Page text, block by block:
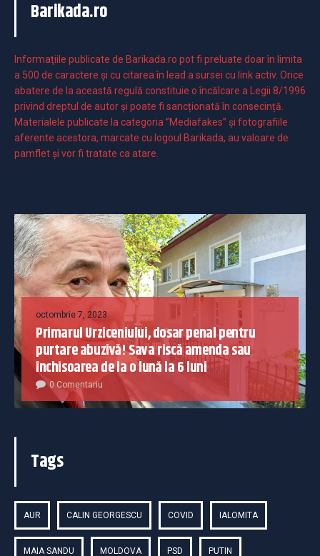
Barikada.ro
Informaţiile publicate de Barikada.ro pot fi preluate doar în limita
a 500 de caractere şi cu citarea în lead a sursei cu link activ. Orice
abatere de la această regulă constituie o încălcare a Legii 8/1996
privind dreptul de autor și poate fi sancționată în consecință.
Materialele publicate la categoria ”Mediafakes” și fotografiile
aferente acestora, marcate cu logoul Barikada, au valoare de
pamflet și vor fi tratate ca atare.
octombrie 7, 2023
Primarul Urziceniului, dosar penal pentru
purtare abuzivă! Sava riscă amenda sau
închisoarea de la o lună la 6 luni
0 Comentariu
Tags
AUR CALIN GEORGESCU COVID IALOMITA
MAIA SANDU MOLDOVA PSD PUTIN